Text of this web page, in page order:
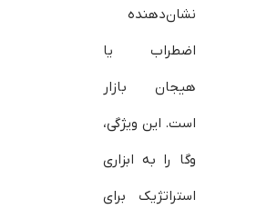
نشان‌دهنده
اضطراب یا
هیجان بازار
است. این ویژگی،
وگا را به ابزاری
استراتژیک برای